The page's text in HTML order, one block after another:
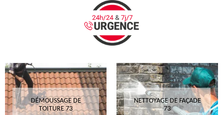
DÉMOUSSAGE DE
TOITURE 73
NETTOYAGE DE FAÇADE
73